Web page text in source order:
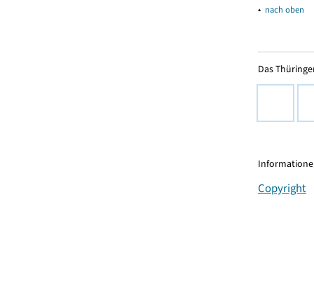
▴ nach oben
Das
Copyright